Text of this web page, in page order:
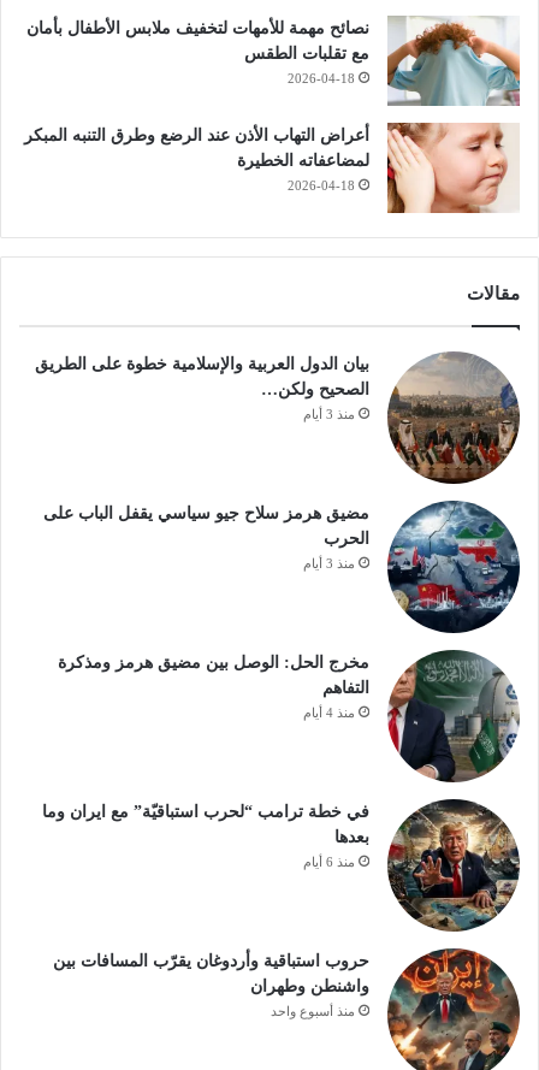
نصائح مهمة للأمهات لتخفيف ملابس الأطفال بأمان
مع تقلبات الطقس
2026-04-18
أعراض التهاب الأذن عند الرضع وطرق التنبه المبكر
لمضاعفاته الخطيرة
2026-04-18
مقالات
بيان الدول العربية والإسلامية خطوة على الطريق
الصحيح ولكن…
منذ 3 أيام
مضيق هرمز سلاح جيو سياسي يقفل الباب على
الحرب
منذ 3 أيام
مخرج الحل: الوصل بين مضيق هرمز ومذكرة
التفاهم
منذ 4 أيام
في خطة ترامب “لحرب استباقيّة” مع ايران وما
بعدها
منذ 6 أيام
حروب استباقية وأردوغان يقرّب المسافات بين
واشنطن وطهران
منذ أسبوع واحد